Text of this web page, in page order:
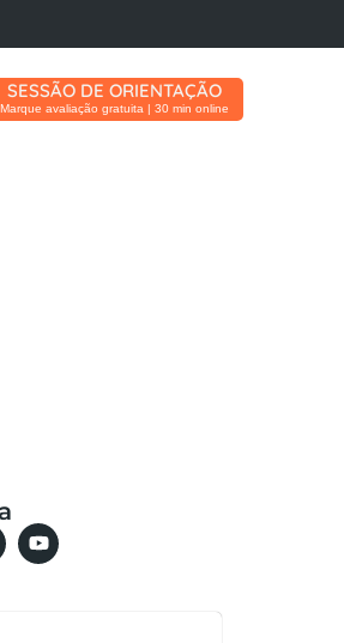
SESSÃO DE ORIENTAÇÃO
Marque avaliação gratuita | 30 min online